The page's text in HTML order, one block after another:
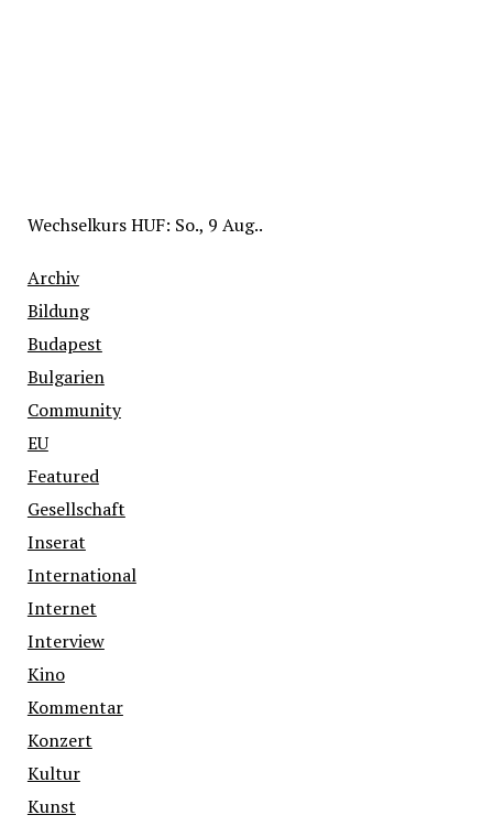
WechselkursHUF: So., 9 Aug..
Archiv
Bildung
Budapest
Bulgarien
Community
EU
Featured
Gesellschaft
Inserat
International
Internet
Interview
Kino
Kommentar
Konzert
Kultur
Kunst